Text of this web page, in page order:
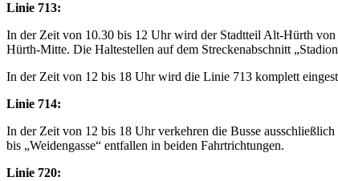
Linie 713:
In der Zeit von 10.30 bis 12 Uhr wird der Stadtteil Alt-Hürth
Hürth-Mitte. Die Haltestellen auf dem Streckenabschnitt
In der Zeit von 12 bis 18 Uhr wird die Linie 713 komplett
Linie 714:
In der Zeit von 12 bis 18 Uhr verkehren die Busse
bis „Weidengasse“ entfallen in beiden Fahrtrichtungen.
Linie 720: